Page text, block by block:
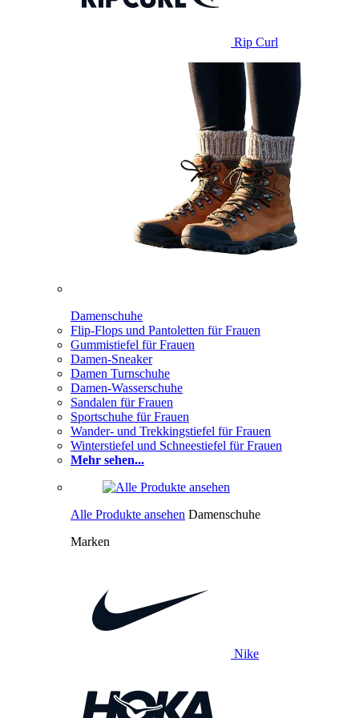
Rip Curl
Damenschuhe
Flip-Flops und Pantoletten für Frauen
Gummistiefel für Frauen
Damen-Sneaker
Damen Turnschuhe
Damen-Wasserschuhe
Sandalen für Frauen
Sportschuhe für Frauen
Wander- und Trekkingstiefel für Frauen
Winterstiefel und Schneestiefel für Frauen
Mehr sehen...
Alle Produkte ansehen Damenschuhe
Marken
Nike